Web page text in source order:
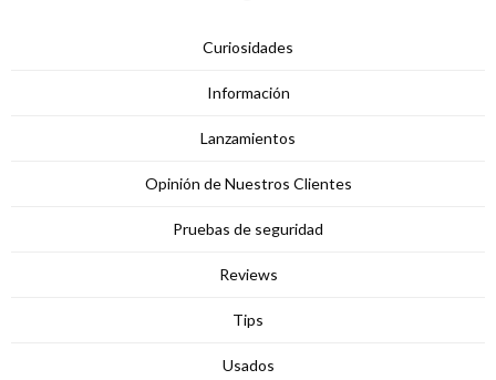
Curiosidades
Información
Lanzamientos
Opinión de Nuestros Clientes
Pruebas de seguridad
Reviews
Tips
Usados